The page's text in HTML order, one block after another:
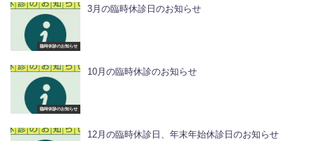
臨時休診のお知らせ
3月の臨時休診日のお知らせ
臨時休診のお知らせ
10月の臨時休診のお知らせ
12月の臨時休診日、年末年始休診日のお知らせ